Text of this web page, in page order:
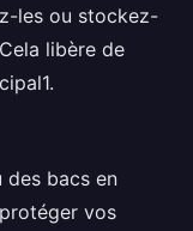
les ou stockez-
libère de
des bacs en
vos